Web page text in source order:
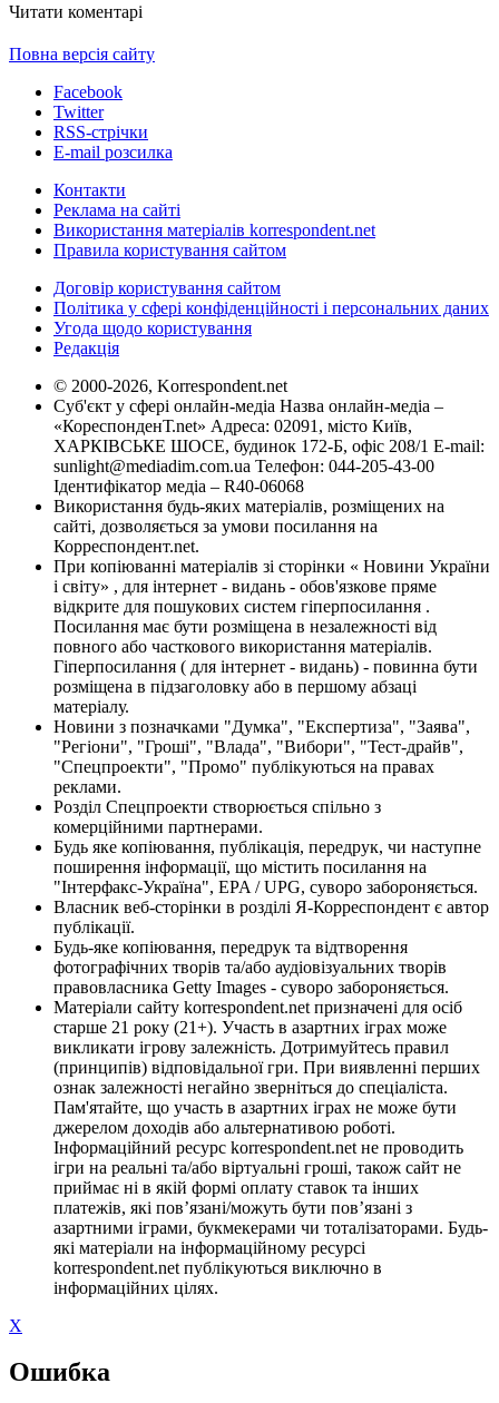
Читати коментарі
Повна версія сайту
Facebook
Twitter
RSS-стрічки
E-mail розсилка
Контакти
Реклама на сайті
Використання матеріалів korrespondent.net
Правила користування сайтом
Договір користування сайтом
Політика у сфері конфіденційності і персональних даних
Угода щодо користування
Редакція
© 2000-2026, Korrespondent.net
Суб'єкт у сфері онлайн-медіа Назва онлайн-медіа –
«КореспонденТ.net» Адреса: 02091, місто Київ,
ХАРКІВСЬКЕ ШОСЕ, будинок 172-Б, офіс 208/1 E-mail:
sunlight@mediadim.com.ua Телефон: 044-205-43-00
Ідентифікатор медіа – R40-06068
Використання будь-яких матеріалів, розміщених на
сайті, дозволяється за умови посилання на
Корреспондент.net.
При копіюванні матеріалів зі сторінки « Новини України
і світу» , для інтернет - видань - обов'язкове пряме
відкрите для пошукових систем гіперпосилання .
Посилання має бути розміщена в незалежності від
повного або часткового використання матеріалів.
Гіперпосилання ( для інтернет - видань) - повинна бути
розміщена в підзаголовку або в першому абзаці
матеріалу.
Новини з позначками "Думка", "Експертиза", "Заява",
"Регіони", "Гроші", "Влада", "Вибори", "Тест-драйв",
"Спецпроекти", "Промо" публікуються на правах
реклами.
Розділ Спецпроекти створюється спільно з
комерційними партнерами.
Будь яке копіювання, публікація, передрук, чи наступне
поширення інформації, що містить посилання на
"Інтерфакс-Україна", EPA / UPG, суворо забороняється.
Власник веб-сторінки в розділі Я-Корреспондент є автор
публікації.
Будь-яке копіювання, передрук та відтворення
фотографічних творів та/або аудіовізуальних творів
правовласника Getty Images - суворо забороняється.
Матеріали сайту korrespondent.net призначені для осіб
старше 21 року (21+). Участь в азартних іграх може
викликати ігрову залежність. Дотримуйтесь правил
(принципів) відповідальної гри. При виявленні перших
ознак залежності негайно зверніться до спеціаліста.
Пам'ятайте, що участь в азартних іграх не може бути
джерелом доходів або альтернативою роботі.
Інформаційний ресурс korrespondent.net не проводить
ігри на реальні та/або віртуальні гроші, також сайт не
приймає ні в якій формі оплату ставок та інших
платежів, які пов’язані/можуть бути пов’язані з
азартними іграми, букмекерами чи тоталізаторами. Будь-
які матеріали на інформаційному ресурсі
korrespondent.net публікуються виключно в
інформаційних цілях.
X
Ошибка